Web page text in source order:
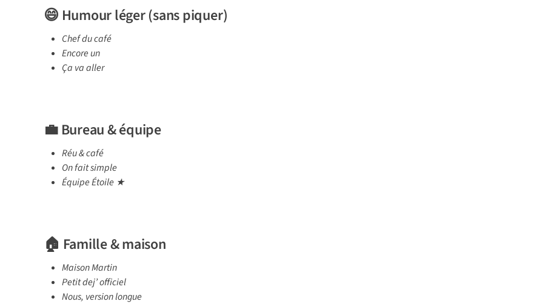
😄 Humour léger (sans piquer)
Chef du café
Encore un
Ça va aller
💼 Bureau & équipe
Réu & café
On fait simple
Équipe Étoile ★
🏠 Famille & maison
Maison Martin
Petit dej’ officiel
Nous, version longue